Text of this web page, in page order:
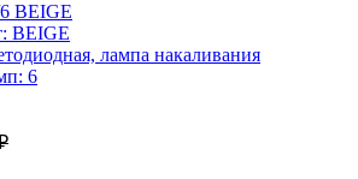
BEIGE
BEIGE
лампа накаливания
6